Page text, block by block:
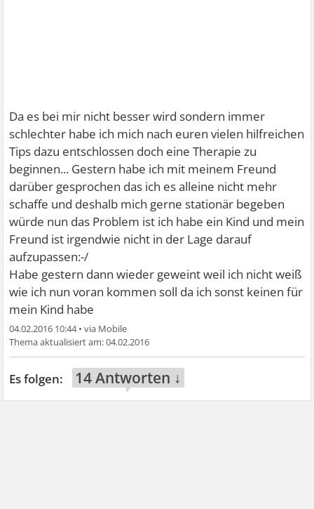
Da es bei mir nicht besser wird sondern immer
schlechter habe ich mich nach euren vielen hilfreichen
Tips dazu entschlossen doch eine Therapie zu
beginnen... Gestern habe ich mit meinem Freund
darüber gesprochen das ich es alleine nicht mehr
schaffe und deshalb mich gerne stationär begeben
würde nun das Problem ist ich habe ein Kind und mein
Freund ist irgendwie nicht in der Lage darauf
aufzupassen:-/
Habe gestern dann wieder geweint weil ich nicht weiß
wie ich nun voran kommen soll da ich sonst keinen für
mein Kind habe
04.02.2016 10:44•
04.02.2016
14 Antworten ↓